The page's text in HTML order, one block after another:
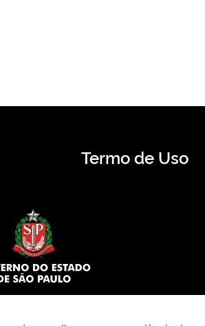
Termo de Uso
Todos os direitos reservados.